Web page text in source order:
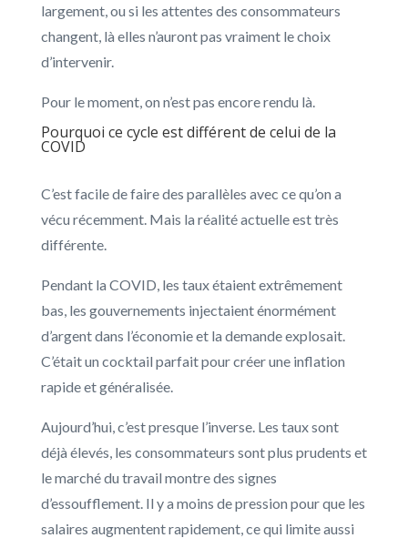
largement, ou si les attentes des consommateurs
changent, là elles n’auront pas vraiment le choix
d’intervenir.
Pour le moment, on n’est pas encore rendu là.
Pourquoi ce cycle est différent de celui de la
COVID
C’est facile de faire des parallèles avec ce qu’on a
vécu récemment. Mais la réalité actuelle est très
différente.
Pendant la COVID, les taux étaient extrêmement
bas, les gouvernements injectaient énormément
d’argent dans l’économie et la demande explosait.
C’était un cocktail parfait pour créer une inflation
rapide et généralisée.
Aujourd’hui, c’est presque l’inverse. Les taux sont
déjà élevés, les consommateurs sont plus prudents et
le marché du travail montre des signes
d’essoufflement. Il y a moins de pression pour que les
salaires augmentent rapidement, ce qui limite aussi